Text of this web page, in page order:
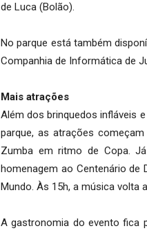
de Luca (Bolão).
No parque está também
Companhia de Informática de
Mais atrações
Além dos brinquedos infláveis
parque, as atrações
Zumba em ritmo de Copa.
homenagem ao Centenário de
Mundo. Às 15h, a música volta
A gastronomia do evento fica